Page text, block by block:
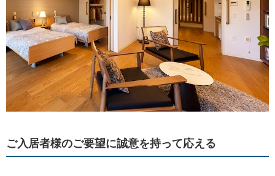
ご入居者様のご要望に誠意を持って応える